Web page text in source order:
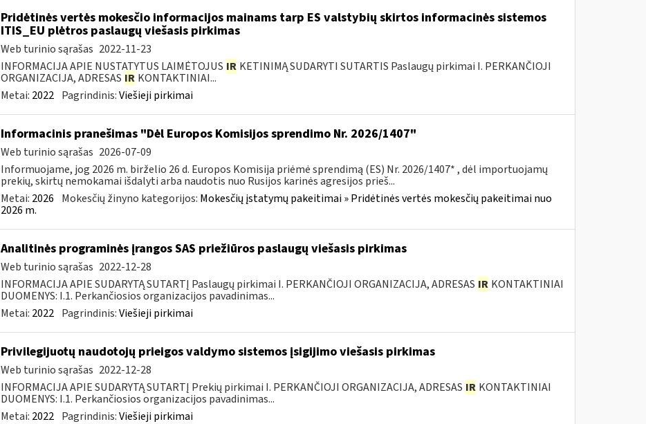
Pridėtinės vertės mokesčio informacijos mainams tarp ES valstybių skirtos informacinės sistemos
ITIS_EU plėtros paslaugų viešasis pirkimas
Web turinio sąrašas 2022-11-23
INFORMACIJA APIE NUSTATYTUS LAIMĖTOJUS IR KETINIMĄ SUDARYTI SUTARTIS Paslaugų pirkimai I. PERKANČIOJI
ORGANIZACIJA, ADRESAS IR KONTAKTINIAI...
Metai: 2022 Pagrindinis:Viešieji pirkimai
Informacinis pranešimas "Dėl Europos Komisijos sprendimo Nr. 2026/1407"
Web turinio sąrašas 2026-07-09
Informuojame, jog 2026 m. birželio 26 d. Europos Komisija priėmė sprendimą (ES) Nr. 2026/1407* , dėl importuojamų
prekių, skirtų nemokamai išdalyti arba naudotis nuo Rusijos karinės agresijos prieš...
Metai: 2026 Mokesčių žinyno kategorijos: Mokesčių įstatymų pakeitimai » Pridėtinės vertės mokesčių pakeitimai nuo
2026 m.
Analitinės programinės įrangos SAS priežiūros paslaugų viešasis pirkimas
Web turinio sąrašas 2022-12-28
INFORMACIJA APIE SUDARYTĄ SUTARTĮ Paslaugų pirkimai I. PERKANČIOJI ORGANIZACIJA, ADRESAS IR KONTAKTINIAI
DUOMENYS: I.1. Perkančiosios organizacijos pavadinimas...
Metai: 2022 Pagrindinis:Viešieji pirkimai
Privilegijuotų naudotojų prieigos valdymo sistemos įsigijimo viešasis pirkimas
Web turinio sąrašas 2022-12-28
INFORMACIJA APIE SUDARYTĄ SUTARTĮ Prekių pirkimai I. PERKANČIOJI ORGANIZACIJA, ADRESAS IR KONTAKTINIAI
DUOMENYS: I.1. Perkančiosios organizacijos pavadinimas...
Metai: 2022 Pagrindinis:Viešieji pirkimai